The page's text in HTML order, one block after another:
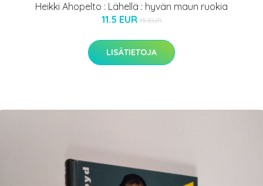
Heikki Ahopelto : Lähellä : hyvän maun ruokia
11.5 EUR 15 EUR
LISÄTIETOJA